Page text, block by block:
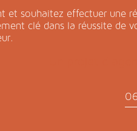
et souhaitez effectuer une
clé dans la réussite de